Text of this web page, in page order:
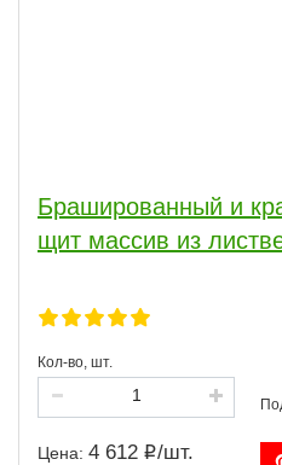
Брашированный и
щит массив из
Кол-во, шт.
Цена: 4 612 /шт.